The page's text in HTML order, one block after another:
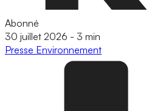
Abonné
30 juillet 2026 - 3 min
Presse Environnement